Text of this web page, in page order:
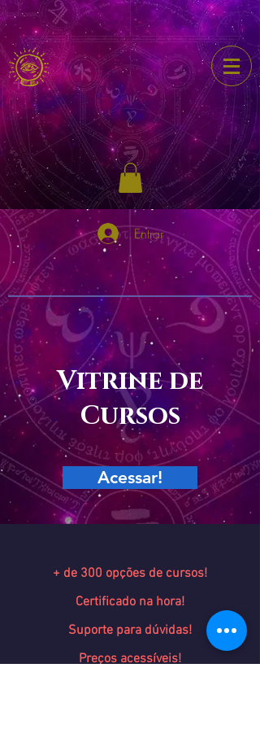
Entrar
Vitrine de
Cursos
Acessar!
+ de 300 opções de cursos!
Certificado na hora!
Suporte para dúvidas!
Preços acessíveis!